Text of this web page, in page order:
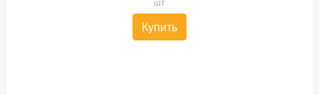
Купить